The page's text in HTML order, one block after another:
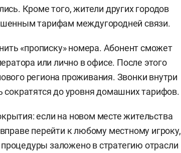
Кроме того, жители других городов
тарифам междугородней связи.
«прописку» номера. Абонент сможет
или лично в офисе. После этого
региона проживания. Звонки внутри
сократятся до уровня домашних тарифов.
если на новом месте жительства
перейти к любому местному игроку,
заложено в стратегию отрасли